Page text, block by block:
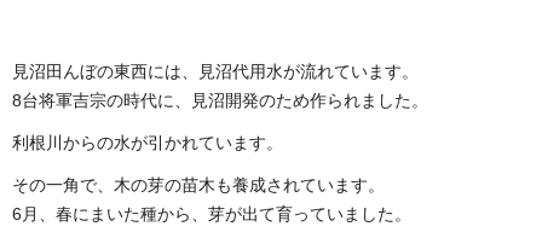
見沼田んぼの東西には、見沼代用水が流れています。
8台将軍吉宗の時代に、見沼開発のため作られました。
利根川からの水が引かれています。
その一角で、木の芽の苗木も養成されています。
6月、春にまいた種から、芽が出て育っていました。